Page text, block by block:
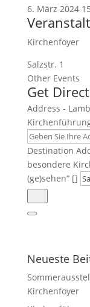
6. März 2024
Kirchenfoyer
Salzstr. 1
Other Events
Get
Address -
Destination
besondere
(ge)sehen“ []
Neueste
Kirchenfoyer